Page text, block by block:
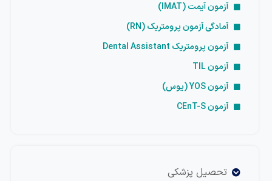
آزمون آیمت (IMAT)
آمادگی آزمون پرومتریک (RN)
آزمون پرومتریک Dental Assistant
آزمون TIL
آزمون YOS (یوس)
آزمون CEnT-S
تحصیل پزشکی